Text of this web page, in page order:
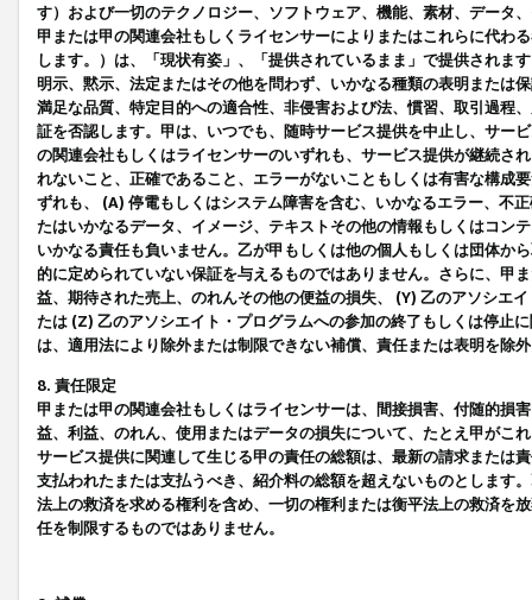
す）および一切のテクノロジー、ソフトウェア、機能、素材、データ
甲または甲の関連会社もしくライセンサーによりまたはこれらに代わ
します。）は、「現状有姿」、「提供されているまま」で提供されま
明示、黙示、法定またはその他を問わず、いかなる種類の表明または
満足な品質、特定目的への適合性、非侵害および法、慣習、取引過程
証を否認します。甲は、いつでも、随時サービス提供を中止し、サー
の関連会社もしくはライセンサーのいずれも、サービス提供が継続さ
れないこと、正確であること、エラーがないこともしくは有害な構成
ずれも、 (A) 停電もしくはシステム障害を含む、いかなるエラー、不
たはいかなるデータ、イメージ、テキストその他の情報もしくはコン
いかなる責任も負いません。乙が甲もしくは他の個人もしくは団体か
的に定められていない保証を与えるものではありません。さらに、甲
益、期待された売上、のれんその他の便益の損失、 (Y) 乙のアソシエ
たは (Z) 乙のアソシエイト・プログラムへの参加の終了もしくは停止
は、適用法により除外または制限できない補償、責任または表明を除
8. 責任限定
甲または甲の関連会社もしくはライセンサーは、間接損害、付随的損
益、利益、のれん、使用またはデータの損失について、たとえ甲がこ
サービス提供に関連して生じる甲の責任の総額は、最新の請求または
支払われたまたは支払うべき、紹介料の総額を超えないものとします
法上の救済を求める権利を含め、一切の権利または衡平法上の救済を
任を制限するものではありません。